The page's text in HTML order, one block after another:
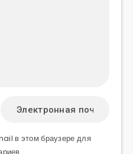
в этом браузере для